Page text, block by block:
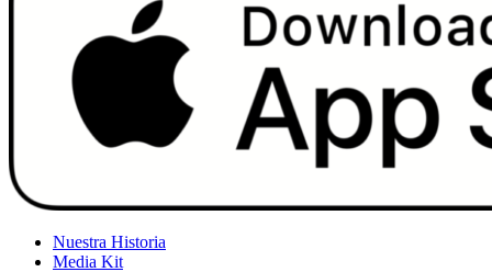
Nuestra Historia
Media Kit